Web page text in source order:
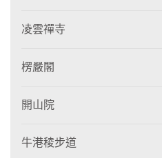
凌雲禪寺
楞嚴閣
開山院
牛港稜步道